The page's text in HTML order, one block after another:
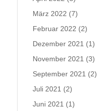
März 2022 (7)
Februar 2022 (2)
Dezember 2021 (1)
November 2021 (3)
September 2021 (2)
Juli 2021 (2)
Juni 2021 (1)